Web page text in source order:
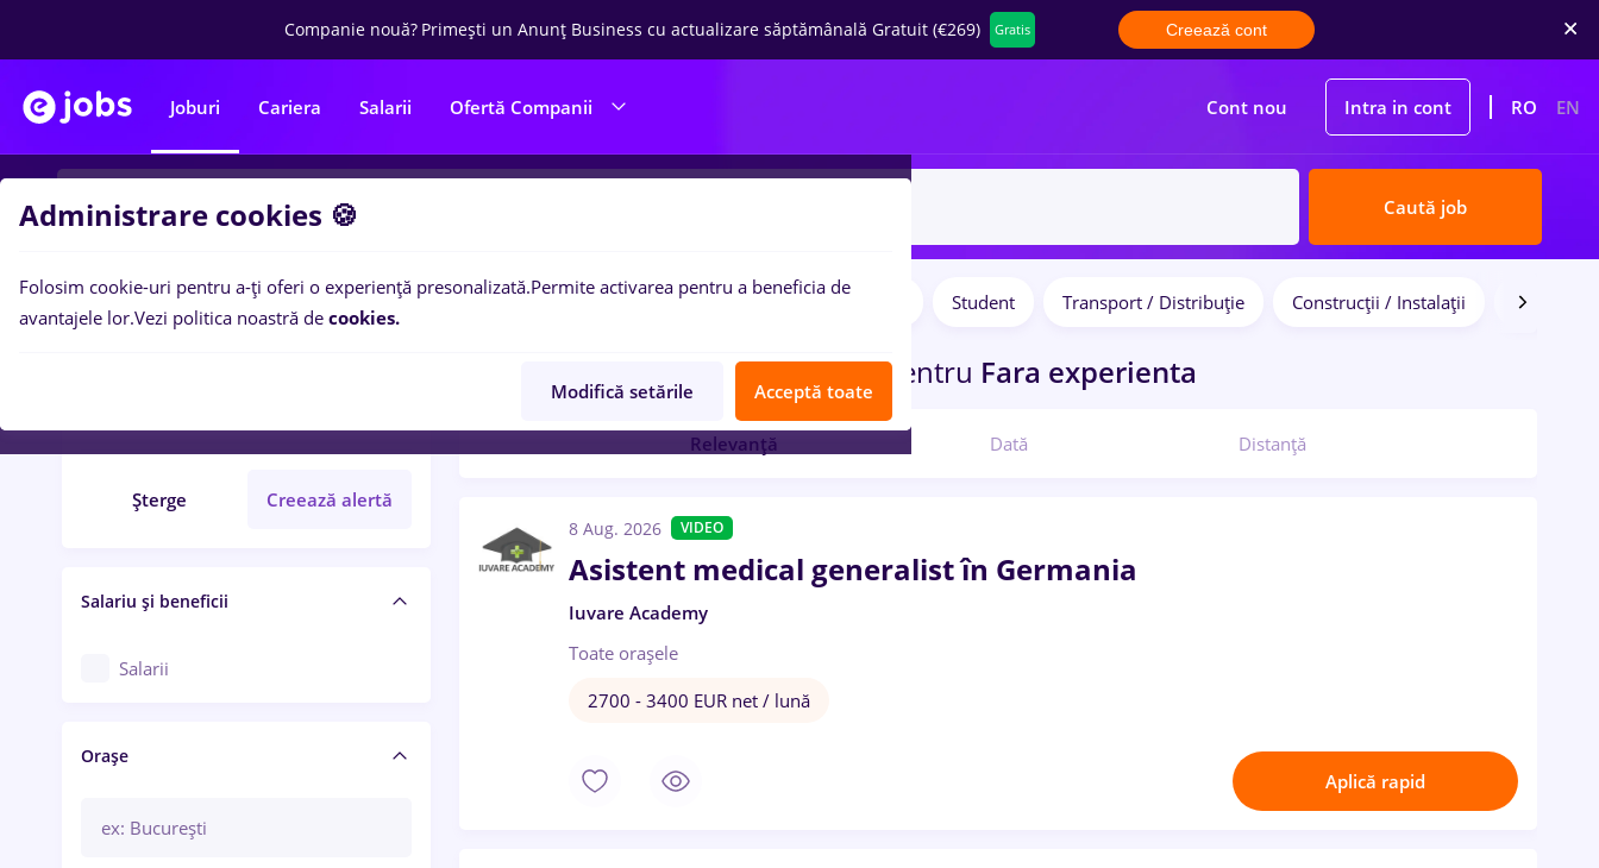
Companie nouă? Primești un Anunț Business cu actualizare săptămânală Gratuit (€269) Gratis Creează cont
Joburi Cariera Salarii Ofertă Companii Cont nou Intra in cont RO EN
Caută job
Filtre
Șterge Creează alertă
Salariu și beneficii
Salarii
Orașe
Student Transport / Distribuție Construcții / Instalații Bănci
inCorabiapentru Fara experienta
Relevanță Dată Distanță
8 Aug. 2026 VIDEO
Asistent medical generalist în Germania
Iuvare Academy
Toate oraşele
2700 - 3400 EUR net / lună
Aplică rapid
Administrare cookies 🍪
Folosim cookie-uri pentru a-ți oferi o experiență presonalizată.Permite activarea pentru a beneficia de
avantajele lor.Vezi politica noastră de cookies.
Modifică setările Acceptă toate